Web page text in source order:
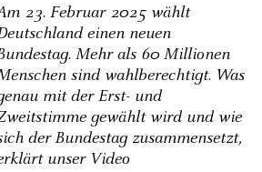
23. Februar 2025 wählt
einen neuen
Mehr als 60 Millionen
sind wahlberechtigt. Was
mit der Erst- und
gewählt wird und wie
der Bundestag zusammensetzt,
unser Video